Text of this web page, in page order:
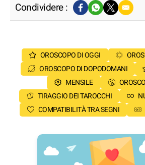
Condividere :
OROSCOPO DI OGGI
OROSCOPO DI DOPODOMANI
MENSILE
TIRAGGIO DEI TAROCCHI
COMPATIBILITÀ TRA SEGNI